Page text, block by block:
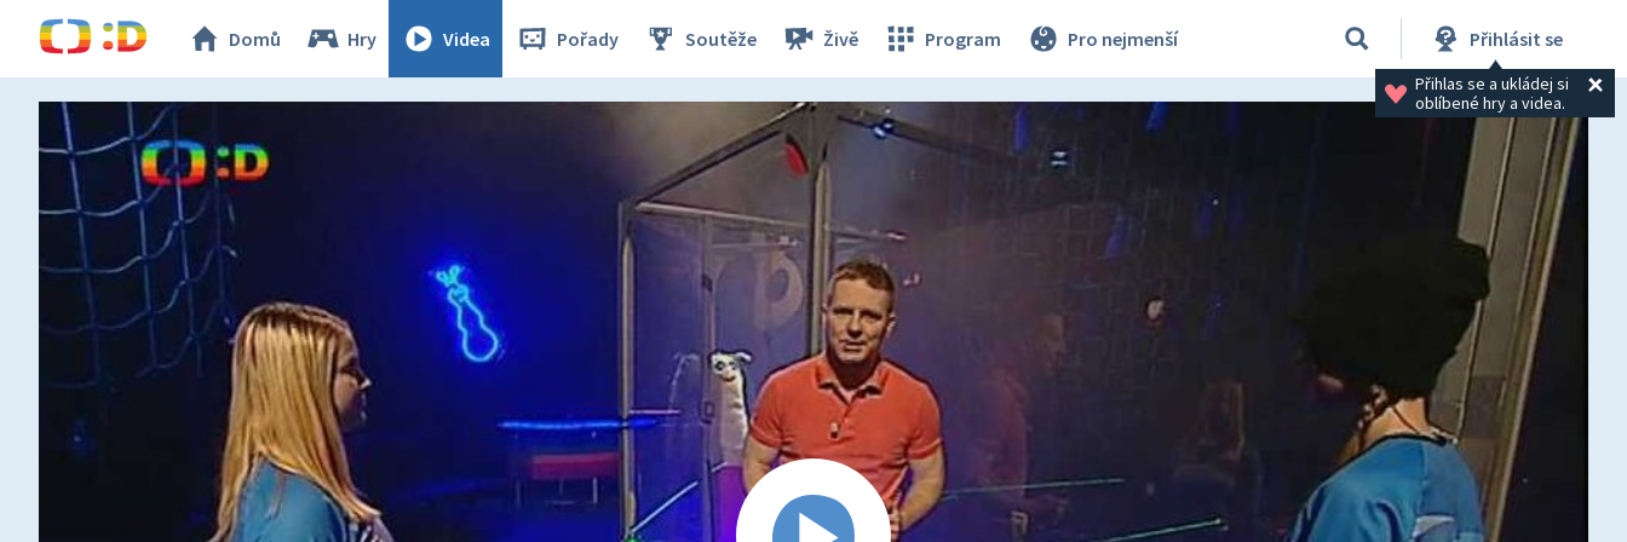
Domů Hry Videa Pořady Soutěže Živě Program Pro nejmenší Přihlásit se
Přihlas se a ukládej si
oblíbené hry a videa.